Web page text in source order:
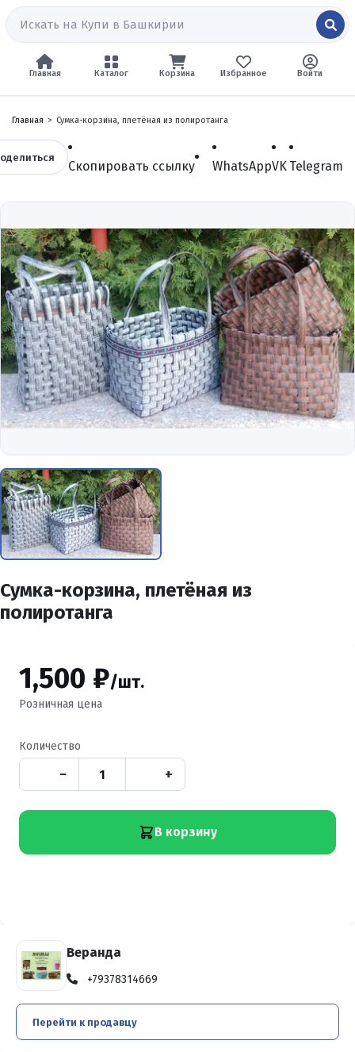
Главная Каталог Войти
Избранное
Корзина
Главная Сумка-корзина, плетёная из полиротанга
Скопировать ссылку WhatsAppVK Telegram
Сумка-корзина, плетёная из
полиротанга
1,500 ₽/шт.
Розничная цена
Количество
− +
В корзину
Веранда
+79378314669
Перейти к продавцу